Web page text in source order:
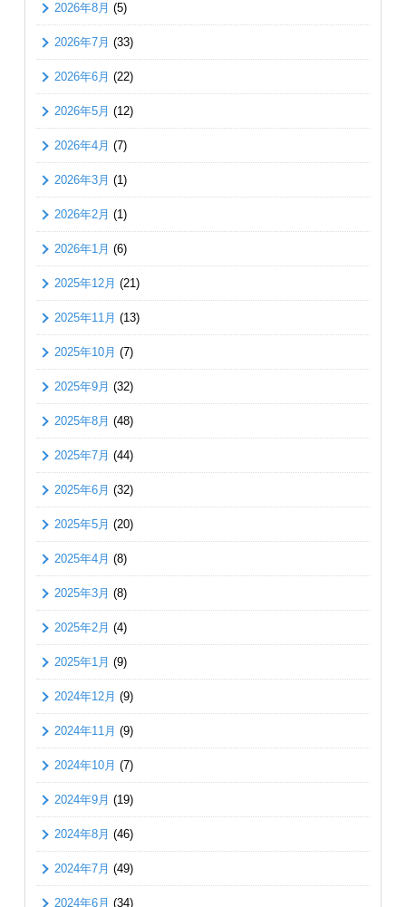
2026年8月 (5)
2026年7月 (33)
2026年6月 (22)
2026年5月 (12)
2026年4月 (7)
2026年3月 (1)
2026年2月 (1)
2026年1月 (6)
2025年12月 (21)
2025年11月 (13)
2025年10月 (7)
2025年9月 (32)
2025年8月 (48)
2025年7月 (44)
2025年6月 (32)
2025年5月 (20)
2025年4月 (8)
2025年3月 (8)
2025年2月 (4)
2025年1月 (9)
2024年12月 (9)
2024年11月 (9)
2024年10月 (7)
2024年9月 (19)
2024年8月 (46)
2024年7月 (49)
2024年6月 (34)